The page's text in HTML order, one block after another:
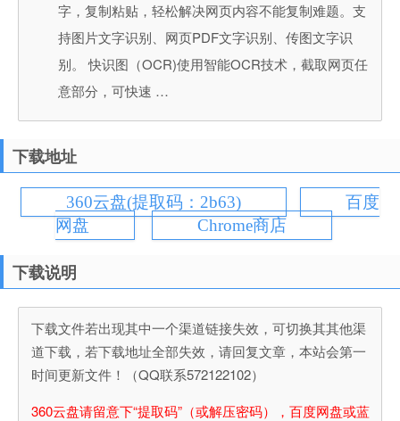
字，复制粘贴，轻松解决网页内容不能复制难题。支
持图片文字识别、网页PDF文字识别、传图文字识
别。 快识图（OCR)使用智能OCR技术，截取网页任
意部分，可快速 …
下载地址
360云盘(提取码：2b63)
百度
网盘
Chrome商店
下载说明
下载文件若出现其中一个渠道链接失效，可切换其其他渠
道下载，若下载地址全部失效，请回复文章，本站会第一
时间更新文件！（QQ联系572122102）
360云盘请留意下“提取码”（或解压密码），百度网盘或蓝